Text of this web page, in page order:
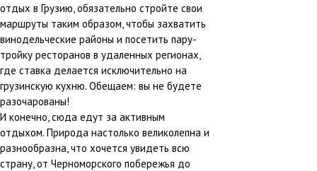
отдых в Грузию, обязательно стройте свои
маршруты таким образом, чтобы захватить
винодельческие районы и посетить пару-
тройку ресторанов в удаленных регионах,
где ставка делается исключительно на
грузинскую кухню. Обещаем: вы не будете
разочарованы!
И конечно, сюда едут за активным
отдыхом. Природа настолько великолепна и
разнообразна, что хочется увидеть всю
страну, от Черноморского побережья до